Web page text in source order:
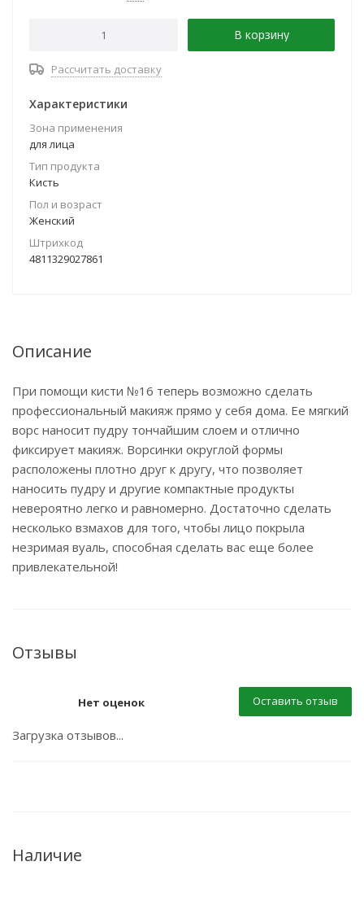
В корзину
Рассчитать доставку
Характеристики
Зона применения
для лица
Тип продукта
Кисть
Пол и возраст
Женский
Штрихкод
4811329027861
Описание
При помощи кисти №16 теперь возможно сделать
профессиональный макияж прямо у себя дома. Ее мягкий
ворс наносит пудру тончайшим слоем и отлично
фиксирует макияж. Ворсинки округлой формы
расположены плотно друг к другу, что позволяет
наносить пудру и другие компактные продукты
невероятно легко и равномерно. Достаточно сделать
несколько взмахов для того, чтобы лицо покрыла
незримая вуаль, способная сделать вас еще более
привлекательной!
Отзывы
Нет оценок Оставить отзыв
Загрузка отзывов...
Наличие